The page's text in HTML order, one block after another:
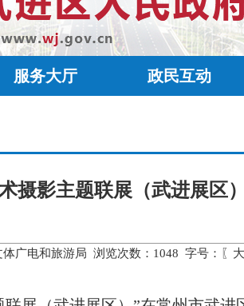
服务大厅 政民互动
摄影主题联展（武进展区
广电和旅游局 浏览次数： 1048 字号：〖 大